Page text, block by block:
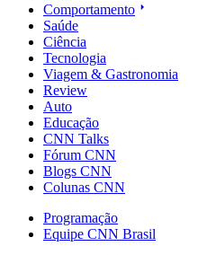
Comportamento
Saúde
Ciência
Tecnologia
Viagem & Gastronomia
Review
Auto
Educação
CNN Talks
Fórum CNN
Blogs CNN
Colunas CNN
Programação
Equipe CNN Brasil